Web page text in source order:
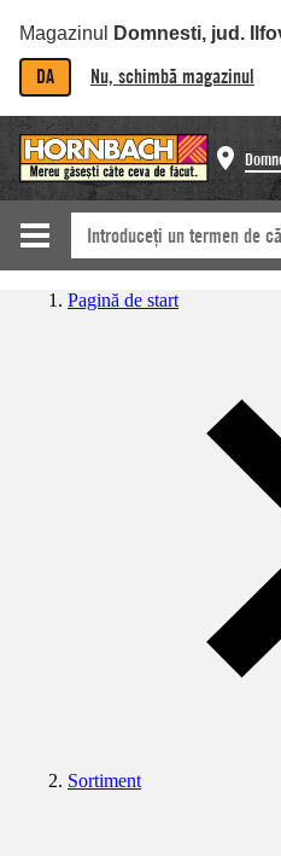
Magazinul Domnesti, jud.
DA Nu, schimbă magazinul
Pagină de start
Sortiment